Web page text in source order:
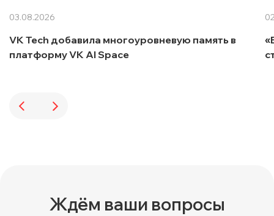
03.08.2026
VK Tech добавила многоуровневую память в
платформу VK AI Space
Ждём ваши вопросы